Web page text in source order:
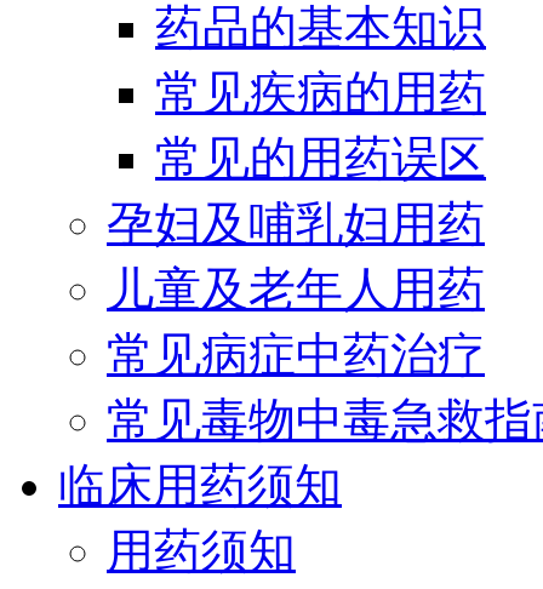
药品的基本知识
常见疾病的用药
常见的用药误区
孕妇及哺乳妇用药
儿童及老年人用药
常见病症中药治疗
常见毒物中毒急救指
临床用药须知
用药须知